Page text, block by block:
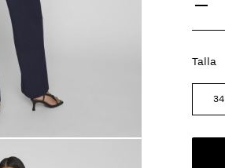
Talla
34